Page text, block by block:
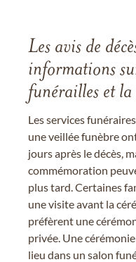
Les avis de
informations
funérailles et
Les services
une veillée funèbre
jours après le décès,
commémoration
plus tard. Certaines
une visite avant la
préfèrent une
privée. Une
lieu dans un salon